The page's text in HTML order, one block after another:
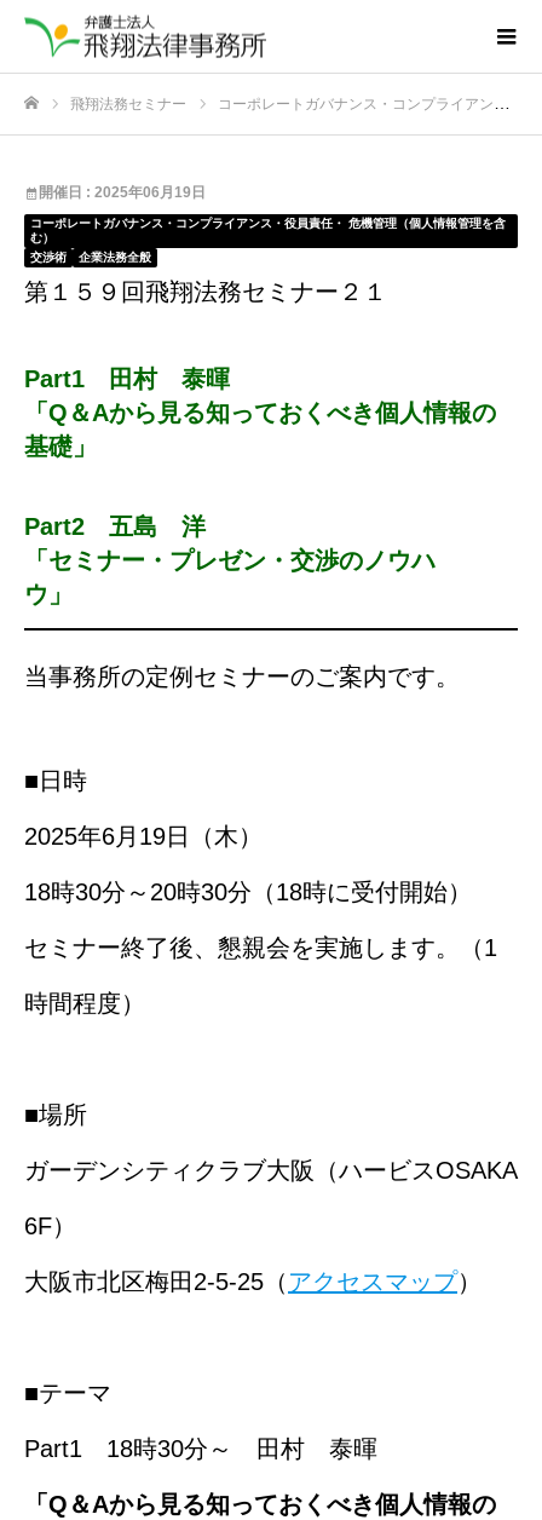
飛翔法務セミナー コーポレートガバナンス・コンプライアンス・役員責任・ 危機管理（個人情報管理を含む）
開催日 : 2025年06月19日
コーポレートガバナンス・コンプライアンス・役員責任・ 危機管理（個人情報管理を含
む）
交渉術
企業法務全般
第１５９回飛翔法務セミナー２１
Part1 田村 泰暉
「Q＆Aから見る知っておくべき個人情報の
基礎」
Part2 五島 洋
「セミナー・プレゼン・交渉のノウハ
ウ
当事務所の定例セミナーのご案内です。
■日時
2025年6月19日（木）
18時30分～20時30分（18時に受付開始）
セミナー終了後、懇親会を実施します。（1
時間程度）
■場所
ガーデンシティクラブ大阪（ハービスOSAKA
6F）
大阪市北区梅田2-5-25（ アクセスマップ）
■テーマ
Part1 18時30分～ 田村 泰暉
「Q＆Aから見る知っておくべき個人情報の